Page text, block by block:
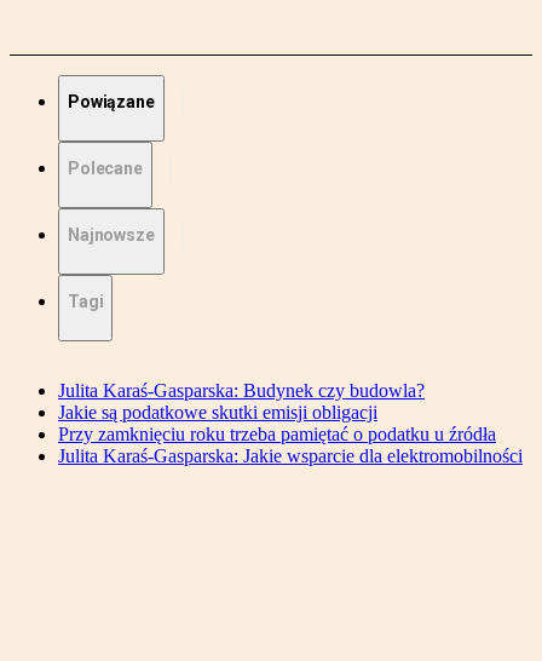
Powiązane
Polecane
Najnowsze
Tagi
Julita Karaś-Gasparska: Budynek czy budowla?
Jakie są podatkowe skutki emisji obligacji
Przy zamknięciu roku trzeba pamiętać o podatku u źródła
Julita Karaś-Gasparska: Jakie wsparcie dla elektromobilności